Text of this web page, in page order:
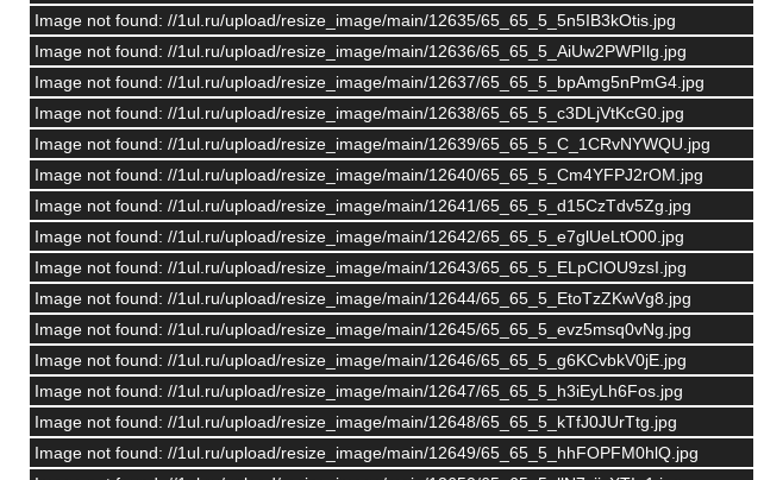
Image not found: //1ul.ru/upload/resize_image/main/12635/65_65_5_5n5IB3kOtis.jpg
Image not found: //1ul.ru/upload/resize_image/main/12636/65_65_5_AiUw2PWPIlg.jpg
Image not found: //1ul.ru/upload/resize_image/main/12637/65_65_5_bpAmg5nPmG4.jpg
Image not found: //1ul.ru/upload/resize_image/main/12638/65_65_5_c3DLjVtKcG0.jpg
Image not found: //1ul.ru/upload/resize_image/main/12639/65_65_5_C_1CRvNYWQU.jpg
Image not found: //1ul.ru/upload/resize_image/main/12640/65_65_5_Cm4YFPJ2rOM.jpg
Image not found: //1ul.ru/upload/resize_image/main/12641/65_65_5_d15CzTdv5Zg.jpg
Image not found: //1ul.ru/upload/resize_image/main/12642/65_65_5_e7glUeLtO00.jpg
Image not found: //1ul.ru/upload/resize_image/main/12643/65_65_5_ELpCIOU9zsI.jpg
Image not found: //1ul.ru/upload/resize_image/main/12644/65_65_5_EtoTzZKwVg8.jpg
Image not found: //1ul.ru/upload/resize_image/main/12645/65_65_5_evz5msq0vNg.jpg
Image not found: //1ul.ru/upload/resize_image/main/12646/65_65_5_g6KCvbkV0jE.jpg
Image not found: //1ul.ru/upload/resize_image/main/12647/65_65_5_h3iEyLh6Fos.jpg
Image not found: //1ul.ru/upload/resize_image/main/12648/65_65_5_kTfJ0JUrTtg.jpg
Image not found: //1ul.ru/upload/resize_image/main/12649/65_65_5_hhFOPFM0hlQ.jpg